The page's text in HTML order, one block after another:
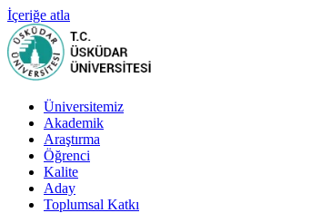
İçeriğe atla
Üniversitemiz
Akademik
Araştırma
Öğrenci
Kalite
Aday
Toplumsal Katkı